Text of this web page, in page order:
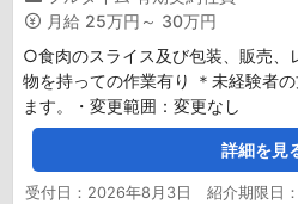
月給 25万円～ 30万円
○食肉のスライス及び包装、販売、
物を持っての作業有り ＊未経験者
ます。・変更範囲：変更なし
詳細を見
受付日：2026年8月3日 紹介期限日